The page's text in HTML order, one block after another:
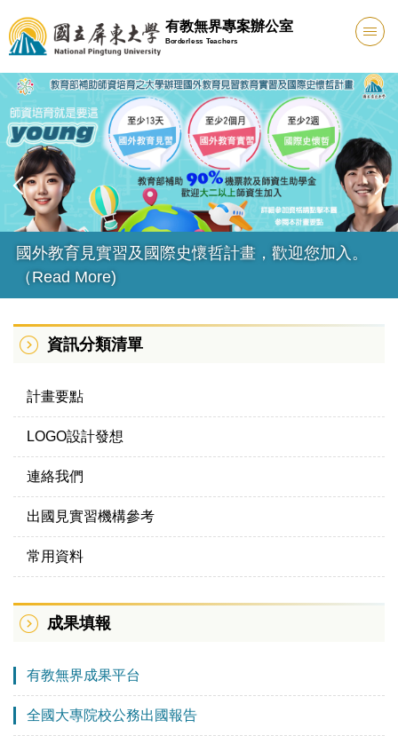
到
主
要
內
容
區
有教無界專案辦公室
Borderless Teachers
國外教育見實習及國際史懷哲計畫，歡迎您加入。
（Read More)
資訊分類清單
計畫要點
LOGO設計發想
連絡我們
出國見實習機構參考
常用資料
成果填報
有教無界成果平台
全國大專院校公務出國報告